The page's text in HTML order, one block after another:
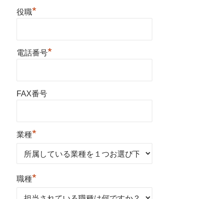
役職*
電話番号*
FAX番号
業種*
職種*